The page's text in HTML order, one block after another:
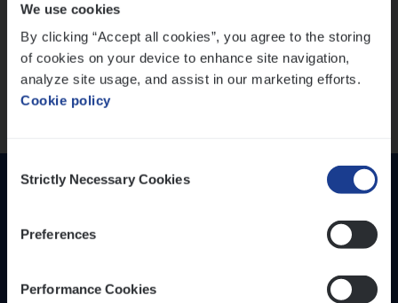
We use cookies
By clicking “Accept all cookies”, you agree to the storing
of cookies on your device to enhance site navigation,
analyze site usage, and assist in our marketing efforts.
Cookie policy
Selection
Strictly Necessary Cookies
Preferences
Performance Cookies
IT, Change & Innovation
People Management
Sales Management
Loca­tie
Provincie Limburg
versterken
Mathias houdt van diepgaande dossiers én droge
humor
Thalia zoekt graag oplossingen, in games én op het
werk